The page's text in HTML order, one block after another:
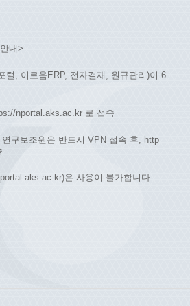
내>
털, 이로움ERP, 전자결재, 원규관리)이 6
nportal.aks.ac.kr 로 접속
구보조원은 반드시 VPN 접속 후, http
은 사용이 불가합니다.